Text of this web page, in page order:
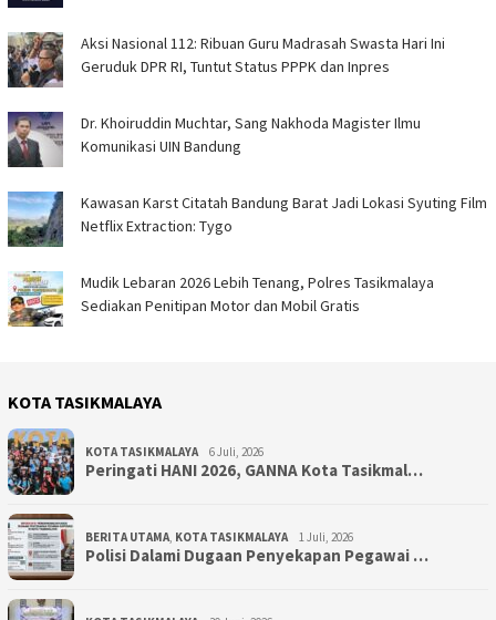
Aksi Nasional 112: Ribuan Guru Madrasah Swasta Hari Ini
Geruduk DPR RI, Tuntut Status PPPK dan Inpres
Dr. Khoiruddin Muchtar, Sang Nakhoda Magister Ilmu
Komunikasi UIN Bandung
Kawasan Karst Citatah Bandung Barat Jadi Lokasi Syuting Film
Netflix Extraction: Tygo
Mudik Lebaran 2026 Lebih Tenang, Polres Tasikmalaya
Sediakan Penitipan Motor dan Mobil Gratis
KOTA TASIKMALAYA
KOTA TASIKMALAYA 6 Juli, 2026
Peringati HANI 2026, GANNA Kota Tasikmal…
BERITA UTAMA, KOTA TASIKMALAYA 1 Juli, 2026
Polisi Dalami Dugaan Penyekapan Pegawai …